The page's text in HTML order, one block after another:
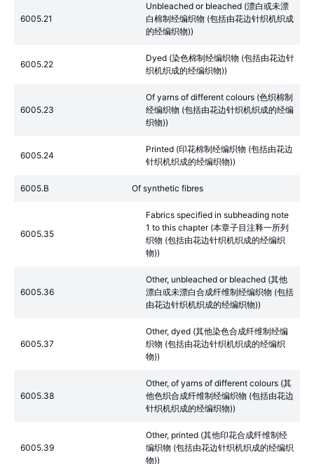
6005.21
Unbleached or bleached (漂白或未漂
白棉制经编织物 (包括由花边针织机织成
的经编织物))
6005.22
Dyed (染色棉制经编织物 (包括由花边针
织机织成的经编织物))
6005.23
Of yarns of different colours (色织棉制
经编织物 (包括由花边针织机织成的经编
织物))
6005.24
Printed (印花棉制经编织物 (包括由花边
针织机织成的经编织物))
6005.B Of synthetic fibres
6005.35
Fabrics specified in subheading note
1 to this chapter (本章子目注释一所列
织物 (包括由花边针织机织成的经编织
物))
6005.36
Other, unbleached or bleached (其他
漂白或未漂白合成纤维制经编织物 (包括
由花边针织机织成的经编织物))
6005.37
Other, dyed (其他染色合成纤维制经编
织物 (包括由花边针织机织成的经编织
物))
6005.38
Other, of yarns of different colours (其
他色织合成纤维制经编织物 (包括由花边
针织机织成的经编织物))
6005.39
Other, printed (其他印花合成纤维制经
编织物 (包括由花边针织机织成的经编织
物))